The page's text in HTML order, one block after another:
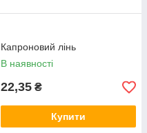
Капроновий лінь
В наявності
22,35 ₴
Купити